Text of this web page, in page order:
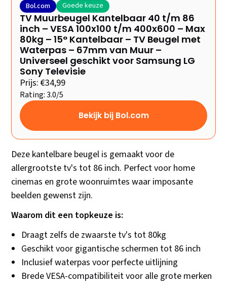
Bol.com Goede keuze
TV Muurbeugel Kantelbaar 40 t/m 86
inch – VESA 100x100 t/m 400x600 – Max
80kg – 15° Kantelbaar – TV Beugel met
Waterpas – 67mm van Muur –
Universeel geschikt voor Samsung LG
Sony Televisie
Prijs: €34,99
Rating: 3.0/5
Bekijk bij Bol.com
Deze kantelbare beugel is gemaakt voor de
allergrootste tv's tot 86 inch. Perfect voor home
cinemas en grote woonruimtes waar imposante
beelden gewenst zijn.
Waarom dit een topkeuze is:
Draagt zelfs de zwaarste tv's tot 80kg
Geschikt voor gigantische schermen tot 86 inch
Inclusief waterpas voor perfecte uitlijning
Brede VESA-compatibiliteit voor alle grote merken